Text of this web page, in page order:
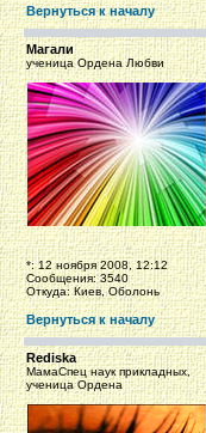
Вернуться к началу
Магали
ученица Ордена Любви
*: 12 ноября 2008, 12:12
Сообщения: 3540
Откуда: Киев, Оболонь
Вернуться к началу
Rediska
МамаСпец наук прикладных,
ученица Ордена